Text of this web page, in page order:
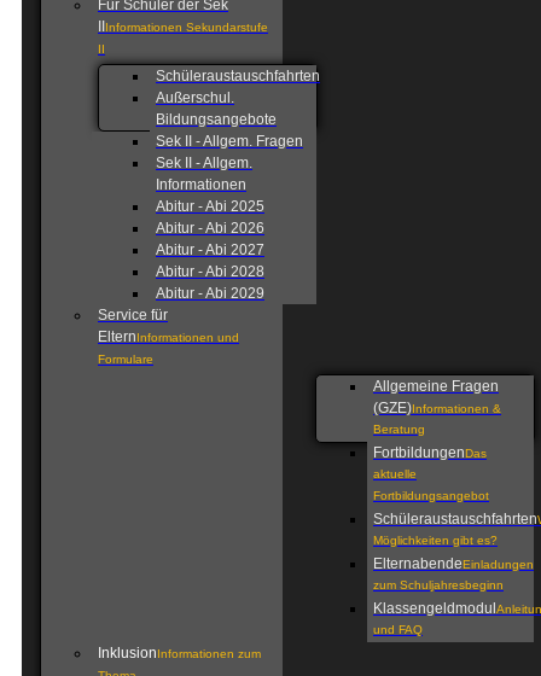
Für Schüler der Sek
Informationen Sekundarstufe
II
Schüleraustauschfahrten
Außerschul.
Bildungsangebote
Sek II - Allgem. Fragen
Sek II - Allgem.
Informationen
Abitur - Abi 2025
Abitur - Abi 2026
Abitur - Abi 2027
Abitur - Abi 2028
Abitur - Abi 2029
Service für
ElternInformationen und
Formulare
Allgemeine Fragen
(GZE)Informationen &
Beratung
FortbildungenDas
aktuelle
Fortbildungsangebot
Schüleraustauschfahrten
Möglichkeiten gibt es?
ElternabendeEinladungen
zum Schuljahresbeginn
Klassengeldmodul
und FAQ
InklusionInformationen zum